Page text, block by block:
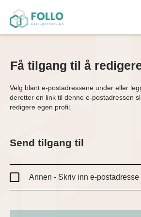
Få tilgang til å
Velg blant e-postadressene under eller
deretter en link til denne e-postadressen
redigere egen profil.
Send tilgang til
Annen - Skriv inn e-postadresse